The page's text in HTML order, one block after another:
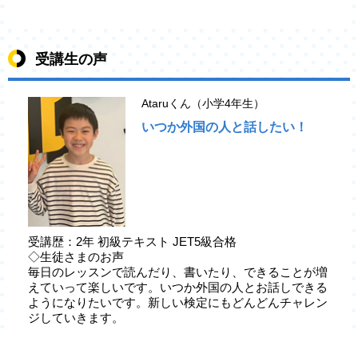
受講生の声
Ataruくん（小学4年生）
いつか外国の人と話したい！
受講歴：2年 初級テキスト JET5級合格
◇生徒さまのお声
毎日のレッスンで読んだり、書いたり、できることが増
えていって楽しいです。いつか外国の人とお話しできる
ようになりたいです。新しい検定にもどんどんチャレン
ジしていきます。